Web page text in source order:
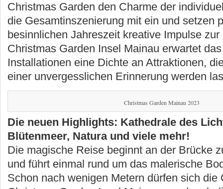
Christmas Garden den Charme der
die Gesamtinszenierung mit ein und setzen
besinnlichen Jahreszeit kreative Impulse
Christmas Garden Insel Mainau erwartet
Installationen eine Dichte an Attraktionen,
einer unvergesslichen Erinnerung werden
Christmas Garden Mainau 2023
Die neuen Highlights: Kathedrale des
Blütenmeer, Natura und viele mehr!
Die magische Reise beginnt an der Brücke
und führt einmal rund um das malerische
Schon nach wenigen Metern dürfen sich die